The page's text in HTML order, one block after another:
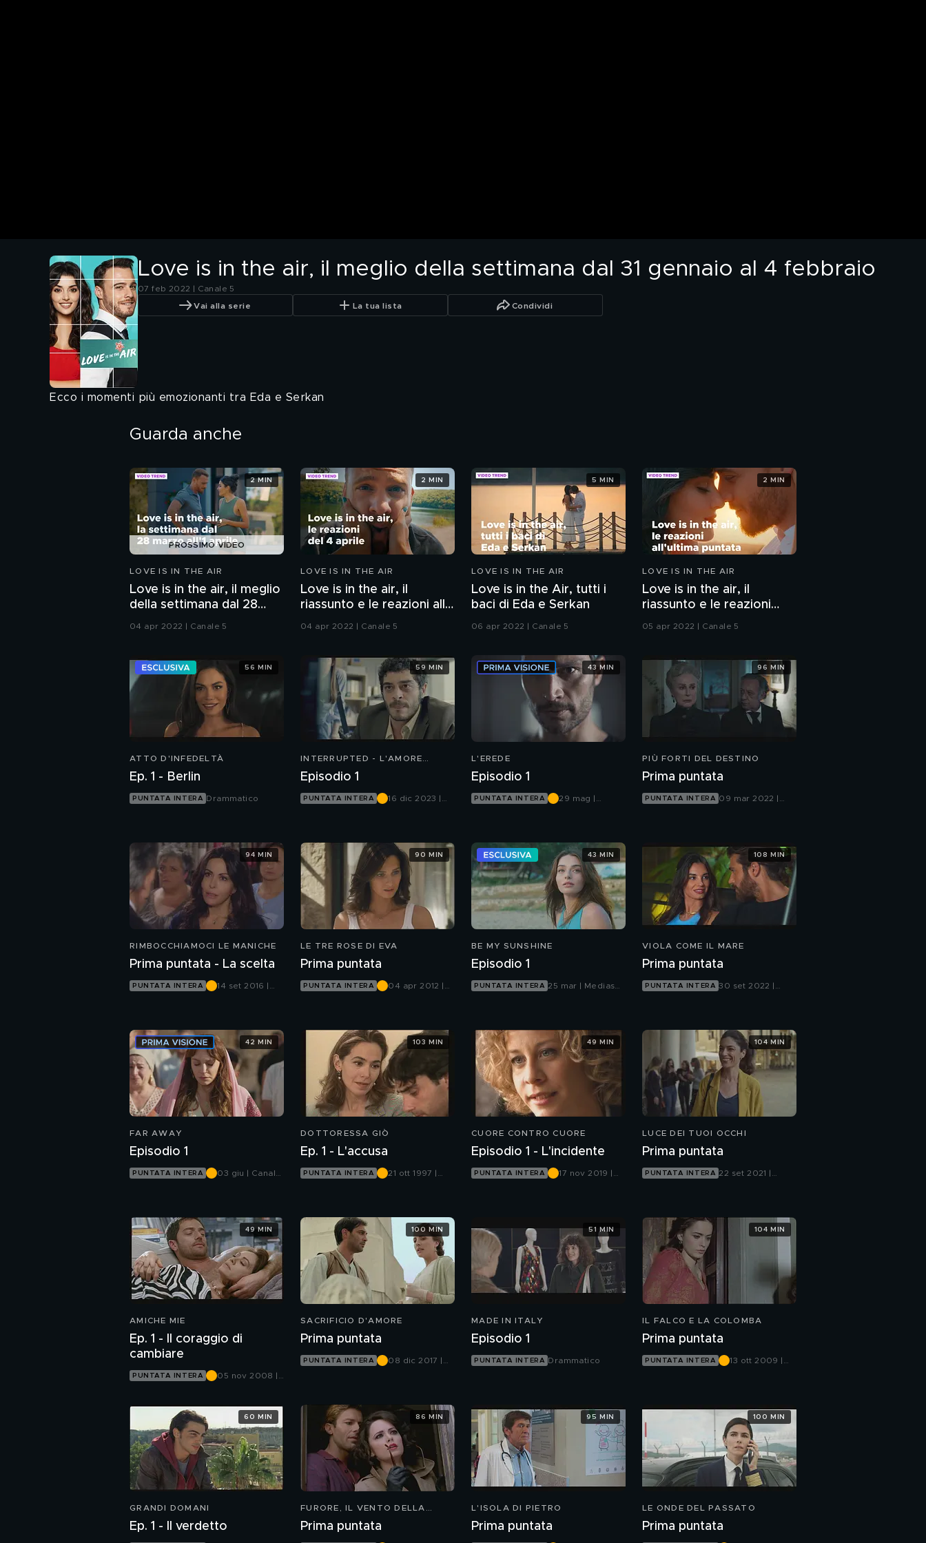
Love is in the air, il meglio della settimana dal 31 gennaio al 4 febbraio
07 feb 2022 | Canale 5
Vai alla serie La tua lista Condividi
Ecco i momenti più emozionanti tra Eda e Serkan
Guarda anche
PROSSIMO VIDEO
LOVE IS IN THE AIR
Love is in the air, il meglio
della settimana dal 28
marzo all'1 aprile
04 apr 2022 | Canale 5
2 MIN
LOVE IS IN THE AIR
Love is in the air, il
riassunto e le reazioni alla
puntata del 4 aprile
04 apr 2022 | Canale 5
2 MIN
LOVE IS IN THE AIR
Love is in the Air, tutti i
baci di Eda e Serkan
06 apr 2022 | Canale 5
5 MIN
LOVE IS IN THE AIR
Love is in the air, il
riassunto e le reazioni
all'ultima puntata
05 apr 2022 | Canale 5
2 MIN
ATTO D'INFEDELTÀ
Ep. 1 - Berlin
PUNTATA INTERA Drammatico
56 MIN
INTERRUPTED - L'AMORE
Episodio 1
PUNTATA INTERA
16 dic 2023 |
59 MIN
L'EREDE
Episodio 1
PUNTATA INTERA
29 mag |
43 MIN
PIÙ FORTI DEL DESTINO
Prima puntata
PUNTATA INTERA 09 mar 2022 |
96 MIN
RIMBOCCHIAMOCI LE MANICHE
Prima puntata - La scelta
PUNTATA INTERA
14 set 2016 |
94 MIN
LE TRE ROSE DI EVA
Prima puntata
PUNTATA INTERA
04 apr 2012 |
90 MIN
BE MY SUNSHINE
Episodio 1
PUNTATA INTERA 25 mar | Mediaset
43 MIN
VIOLA COME IL MARE
Prima puntata
PUNTATA INTERA 30 set 2022 |
108 MIN
FAR AWAY
Episodio 1
PUNTATA INTERA
03 giu | Canale
42 MIN
DOTTORESSA GIÒ
Ep. 1 - L'accusa
PUNTATA INTERA
21 ott 1997 |
103 MIN
CUORE CONTRO CUORE
Episodio 1 - L'incidente
PUNTATA INTERA
17 nov 2019 |
49 MIN
LUCE DEI TUOI OCCHI
Prima puntata
PUNTATA INTERA 22 set 2021 |
104 MIN
AMICHE MIE
Ep. 1 - Il coraggio di
cambiare
PUNTATA INTERA
05 nov 2008 |
49 MIN
SACRIFICIO D'AMORE
Prima puntata
PUNTATA INTERA
08 dic 2017 |
100 MIN
MADE IN ITALY
Episodio 1
PUNTATA INTERA Drammatico
51 MIN
IL FALCO E LA COLOMBA
Prima puntata
PUNTATA INTERA
13 ott 2009 |
104 MIN
GRANDI DOMANI
Ep. 1 - Il verdetto
60 MIN
FURORE, IL VENTO DELLA
Prima puntata
86 MIN
L'ISOLA DI PIETRO
Prima puntata
95 MIN
LE ONDE DEL PASSATO
Prima puntata
100 MIN